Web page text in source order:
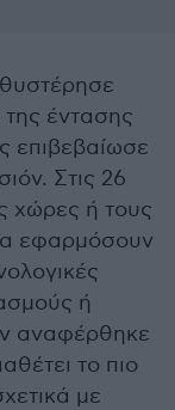
έντασης
επιβεβαίωσε
Στις 26
χώρες ή τους
εφαρμόσουν
ή
αναφέρθηκε
το πιο
με